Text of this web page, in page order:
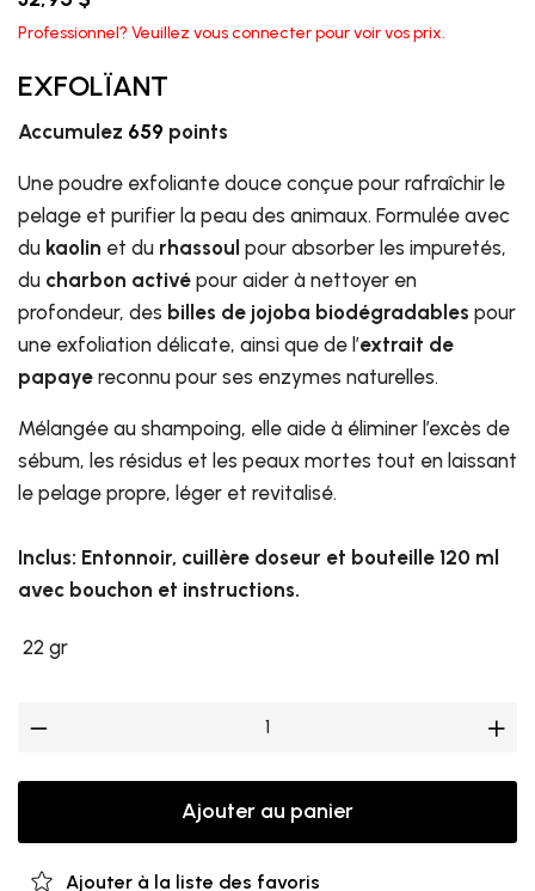
Professionnel? Veuillez vous connecter pour voir vos prix.
EXFOLÏANT
Accumulez 659 points
Une poudre exfoliante douce conçue pour rafraîchir le
pelage et purifier la peau des animaux. Formulée avec
du kaolin et du rhassoul pour absorber les impuretés,
du charbon activé pour aider à nettoyer en
profondeur, des billes de jojoba biodégradables pour
une exfoliation délicate, ainsi que de l’extrait de
papaye reconnu pour ses enzymes naturelles.
Mélangée au shampoing, elle aide à éliminer l’excès de
sébum, les résidus et les peaux mortes tout en laissant
le pelage propre, léger et revitalisé.
Inclus: Entonnoir, cuillère doseur et bouteille 120 ml
avec bouchon et instructions.
22 gr
Ajouter au panier
Ajouter à la liste des favoris